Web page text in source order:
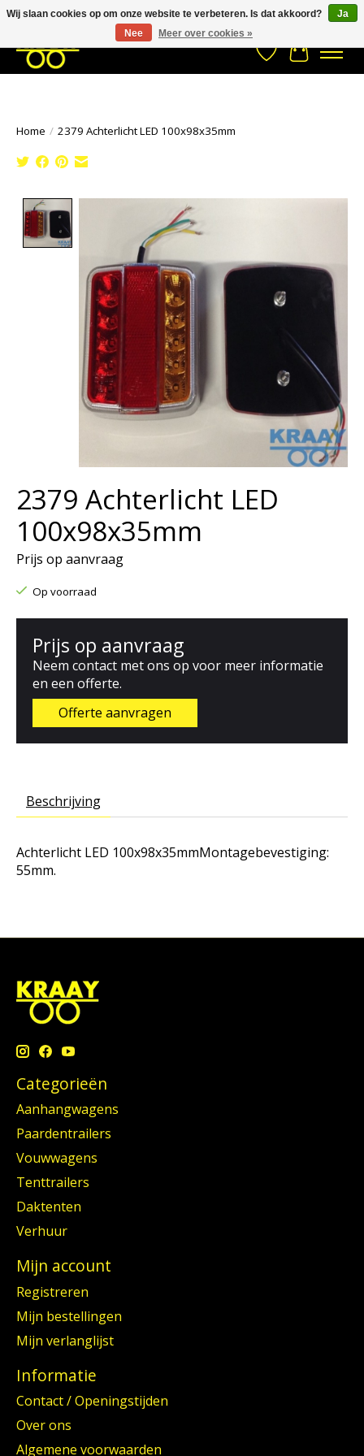
033- 2470 538 info@kraaybv.com Stuur een Whatsapp bericht
Verlanglijst
Home / 2379 Achterlicht LED 100x98x35mm
Product image slideshow Items
2379 Achterlicht LED
100x98x35mm
Prijs op aanvraag
Op voorraad
Prijs op aanvraag
Neem contact met ons op voor meer informatie
en een offerte.
Offerte aanvragen
Beschrijving
Achterlicht LED 100x98x35mmMontagebevestiging:
55mm.
Categorieën
Aanhangwagens
Paardentrailers
Vouwwagens
Tenttrailers
Daktenten
Verhuur
Mijn account
Registreren
Mijn bestellingen
Mijn verlanglijst
Informatie
Contact / Openingstijden
Over ons
Algemene voorwaarden
Wij slaan cookies op om onze website te verbeteren. Is dat akkoord?
Ja
Nee
Meer over cookies »